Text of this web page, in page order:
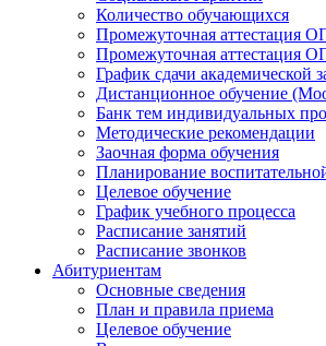
Количество обучающихся
Промежуточная аттестация
Промежуточная аттестация
График сдачи академической
Дистанционное обучение
Банк тем индивидуальных
Методические рекомендации
Заочная форма обучения
Планирование
Целевое обучение
График учебного процесса
Расписание занятий
Расписание звонков
Абитуриентам
Основные сведения
План и правила приема
Целевое обучение